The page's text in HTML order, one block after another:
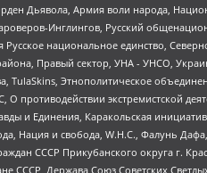
Дьявола, Армия воли народа,
Инглингов, Русский
национальное единство,
Правый сектор, УНА - УНСО,
Этнополитическое
противодействии экстремистской
и Единения, Каракольская
Нация и свобода, W.H.С., Фалунь
СССР Прикубанского округа г.
СССР, Держава Союз Советских